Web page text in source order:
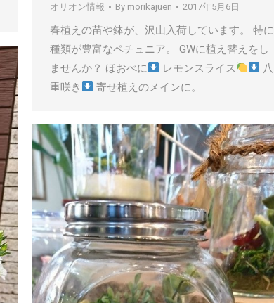
オリオン情報 By morikajuen 2017年5月6日
春植えの苗や鉢が、沢山入荷しています。 特に
種類が豊富なペチュニア。 GWに植え替えをし
ませんか？ ほおべに
レモンスライス
八
重咲き
寄せ植えのメインに。